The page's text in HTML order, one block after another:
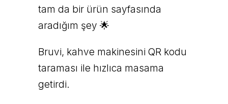
tam da bir ürün sayfasında
aradığım şey 🌟
Bruvi, kahve makinesini QR kodu
taraması ile hızlıca masama
getirdi.